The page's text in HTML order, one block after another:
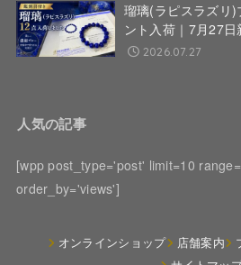
瑠璃(ラピスラズリ
ント入荷｜7月27日
2026.07.27
人気の記事
[wpp post_type='post' limit=10
order_by='views']
オンラインショップ 店舗案内